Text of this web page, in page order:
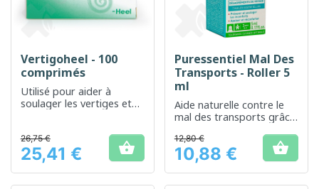
Vertigoheel - 100
comprimés
Utilisé pour aider à
soulager les vertiges et
Prix
26,75 €
25,41 € 
Puressentiel Mal Des
Transports - Roller 5
ml
Aide naturelle contre le
mal des transports grâce
huiles essentielles.
Prix
12,80 €
10,88 € 